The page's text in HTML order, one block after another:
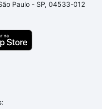
segurança e
chaves.
Paulo - SP, 04533-012